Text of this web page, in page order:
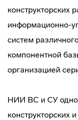
конструкторских
информационно-
систем
компонентной
организацией
НИИ ВС и СУ
конструкторских